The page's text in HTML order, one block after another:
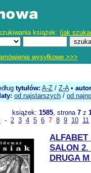
książek: (jak
wysyłkowe >>>
tytułów: A-Z / Z-A•
od najstarszych / od
książek: 1585, strona 7z
- 2 3 4 5 6 7 8 9 10 11
ALFABET
SALON 2.
DRUGA